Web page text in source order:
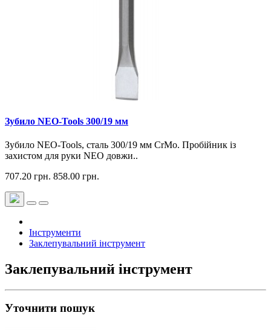
Зубило NEO-Tools 300/19 мм
Зубило NEO-Tools, сталь 300/19 мм CrMo. Пробійник із
захистом для руки NEO довжи..
707.20 грн. 858.00 грн.
Інструменти
Заклепувальний інструмент
Заклепувальний інструмент
Уточнити пошук